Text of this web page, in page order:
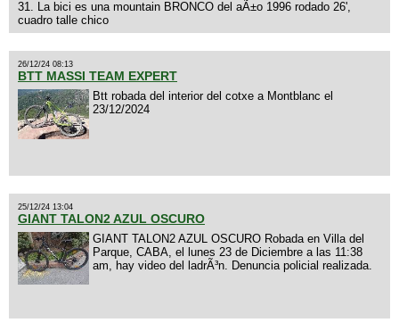
31. La bici es una mountain BRONCO del aÃ±o 1996 rodado 26',
cuadro talle chico
26/12/24 08:13
BTT MASSI TEAM EXPERT
Btt robada del interior del cotxe a Montblanc el
23/12/2024
25/12/24 13:04
GIANT TALON2 AZUL OSCURO
GIANT TALON2 AZUL OSCURO Robada en Villa del
Parque, CABA, el lunes 23 de Diciembre a las 11:38
am, hay video del ladrÃ³n. Denuncia policial realizada.